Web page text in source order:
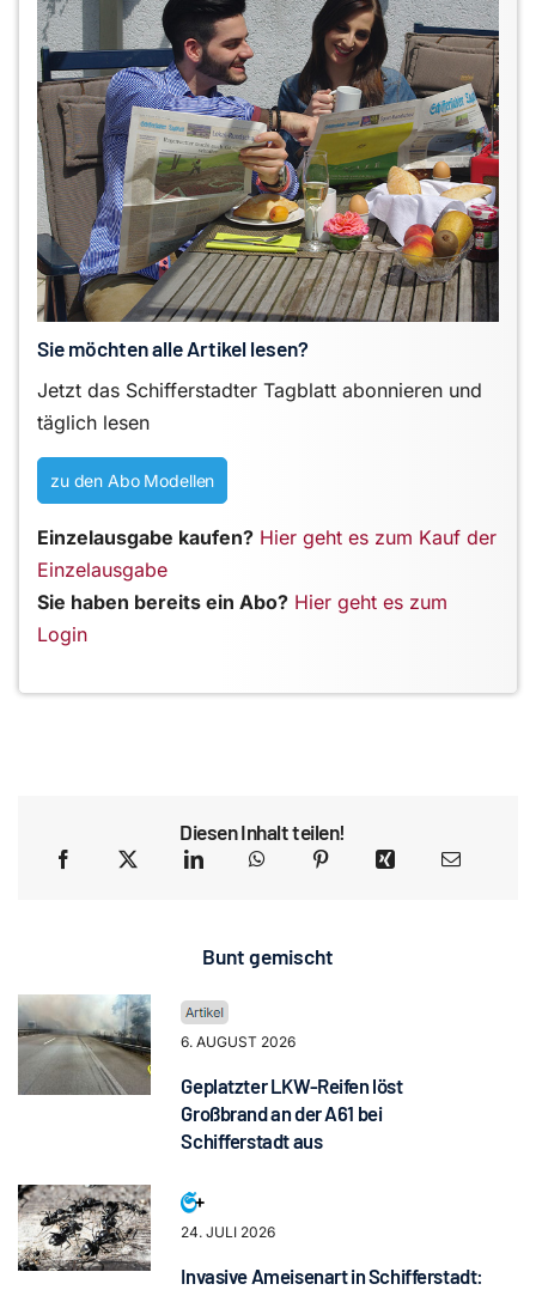
Sie möchten alle Artikel lesen?
Jetzt das Schifferstadter Tagblatt abonnieren und
täglich lesen
zu den Abo Modellen
Einzelausgabe kaufen? Hier geht es zum Kauf der
Einzelausgabe
Sie haben bereits ein Abo? Hier geht es zum
Login
Diesen Inhalt teilen!
Bunt gemischt
6. AUGUST 2026
Geplatzter LKW-Reifen löst
Großbrand an der A61 bei
Schifferstadt aus
24. JULI 2026
Invasive Ameisenart in Schifferstadt: